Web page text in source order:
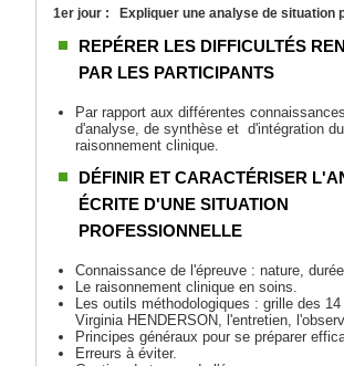
1er jour : Expliquer une analyse de situation
REPÉRER LES DIFFICULTÉS
PAR LES PARTICIPANTS
Par rapport aux différentes
d'analyse, de synthèse et d'intégration du
raisonnement clinique.
DÉFINIR ET CARACTÉRISER
ÉCRITE D'UNE SITUATION
PROFESSIONNELLE
Connaissance de l'épreuve : nature,
Le raisonnement clinique en soins.
Les outils méthodologiques : grille des
Virginia HENDERSON, l'entretien,
Principes généraux pour se préparer
Erreurs à éviter.